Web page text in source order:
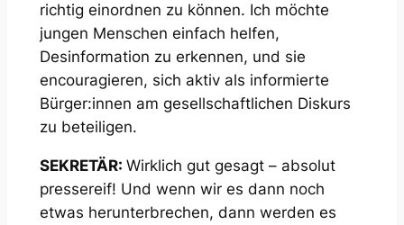
richtig einordnen zu können. Ich möchte
jungen Menschen einfach helfen,
Desinformation zu erkennen, und sie
encouragieren, sich aktiv als informierte
Bürger:innen am gesellschaftlichen Diskurs
zu beteiligen.
SEKRETÄR: Wirklich gut gesagt – absolut
pressereif! Und wenn wir es dann noch
etwas herunterbrechen, dann werden es